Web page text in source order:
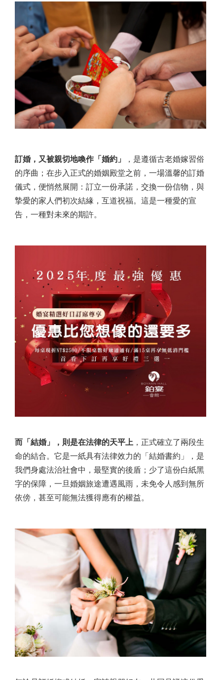
訂婚，又被親切地喚作「婚約」
，是遵循古老婚嫁習俗
的序曲；在步入正式的婚姻殿堂之前，一場溫馨的訂婚
儀式，便悄然展開：訂立一份承諾，交換一份信物，與
摯愛的家人們初次結緣，互道祝福。這是一種愛的宣
告，一種對未來的期許。
而「結婚」，則是在法律的天平上 ，正式確立了兩段生
命的結合。它是一紙具有法律效力的「結婚書約」，是
我們身處法治社會中，最堅實的後盾；少了這份白紙黑
字的保障，一旦婚姻旅途遭遇風雨，未免令人感到無所
依傍，甚至可能無法獲得應有的權益。